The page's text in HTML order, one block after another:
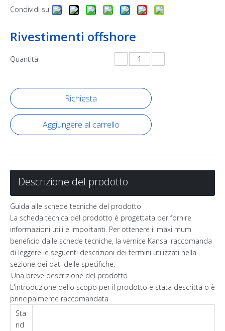
Condividi su:
Rivestimenti offshore
Quantità:
Richiesta
Aggiungere al carrello
Descrizione del prodotto
Guida alle schede tecniche del prodotto
La scheda tecnica del prodotto è progettata per fornire
informazioni utili e importanti. Per ottenere il maxi mum
beneficio dalle schede tecniche, la vernice Kansai raccomanda
di leggere le seguenti descrizioni dei termini utilizzati nella
sezione dei dati delle specifiche.
Una breve descrizione del prodotto
L'introduzione dello scopo per il prodotto è stata descritta o è
principalmente raccomandata
Sta
nd